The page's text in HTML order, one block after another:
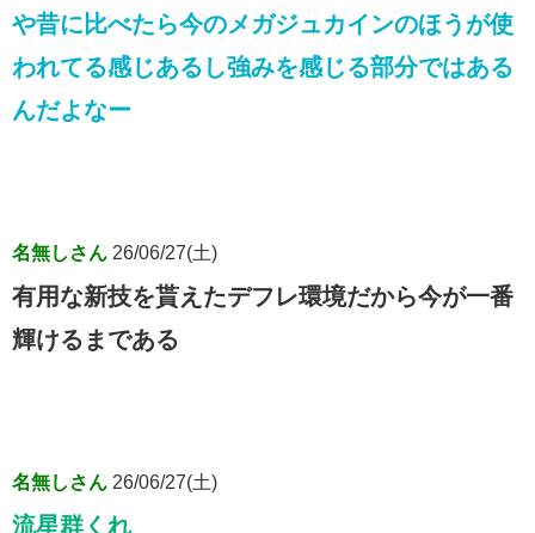
や昔に比べたら今のメガジュカインのほうが使
われてる感じあるし強みを感じる部分ではある
んだよなー
名無しさん 26/06/27(土)
有用な新技を貰えたデフレ環境だから今が一番
輝けるまである
名無しさん 26/06/27(土)
流星群くれ